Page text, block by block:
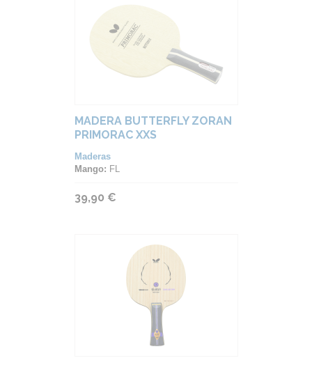
MADERA BUTTERFLY ZORAN
PRIMORAC XXS
Maderas
Mango: FL
39,90 €